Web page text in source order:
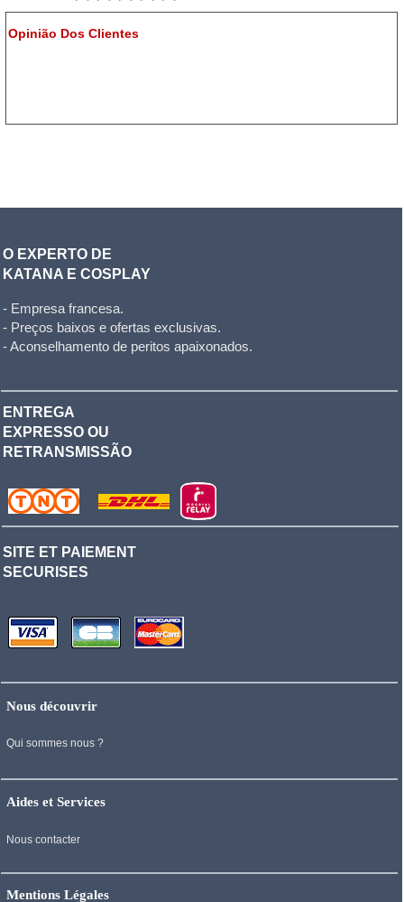
Opinião Dos Clientes
O EXPERTO DE
KATANA E COSPLAY
- Empresa francesa.
- Preços baixos e ofertas exclusivas.
- Aconselhamento de peritos apaixonados.
ENTREGA
EXPRESSO OU
RETRANSMISSÃO
SITE ET PAIEMENT
SECURISES
Nous découvrir
Qui sommes nous ?
Aides et Services
Nous contacter
Mentions Légales